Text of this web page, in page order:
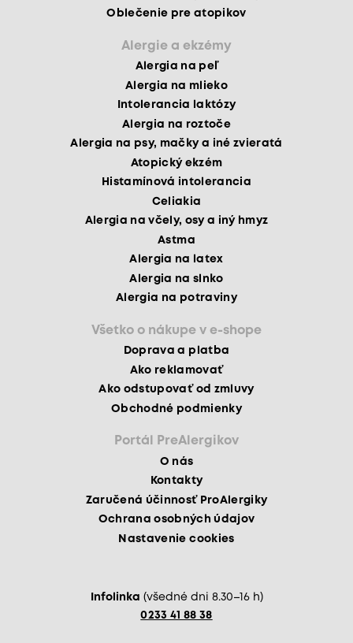
Oblečenie pre atopikov
Alergie a ekzémy
Alergia na peľ
Alergia na mlieko
Intolerancia laktózy
Alergia na roztoče
Alergia na psy, mačky a iné zvieratá
Atopický ekzém
Histamínová intolerancia
Celiakia
Alergia na včely, osy a iný hmyz
Astma
Alergia na latex
Alergia na slnko
Alergia na potraviny
Všetko o nákupe v e-shope
Doprava a platba
Ako reklamovať
Ako odstupovať od zmluvy
Obchodné podmienky
Portál PreAlergikov
O nás
Kontakty
Zaručená účinnosť ProAlergiky
Ochrana osobných údajov
Nastavenie cookies
Infolinka (všedné dni 8.30–16 h)
0233 41 88 38